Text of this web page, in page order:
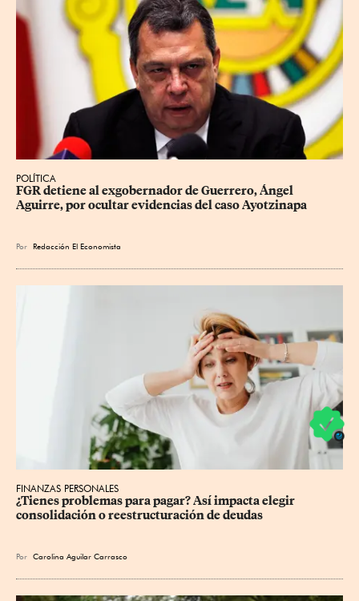
POLÍTICA
FGR detiene al exgobernador de Guerrero, Ángel
Aguirre, por ocultar evidencias del caso Ayotzinapa
Por Redacción El Economista
FINANZAS PERSONALES
¿Tienes problemas para pagar? Así impacta elegir
consolidación o reestructuración de deudas
Por Carolina Aguilar Carrasco